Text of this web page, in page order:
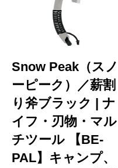
Snow Peak（スノ
ーピーク）／薪割
り斧ブラック | ナ
イフ・刃物・マル
チツール 【BE-
PAL】キャンプ、